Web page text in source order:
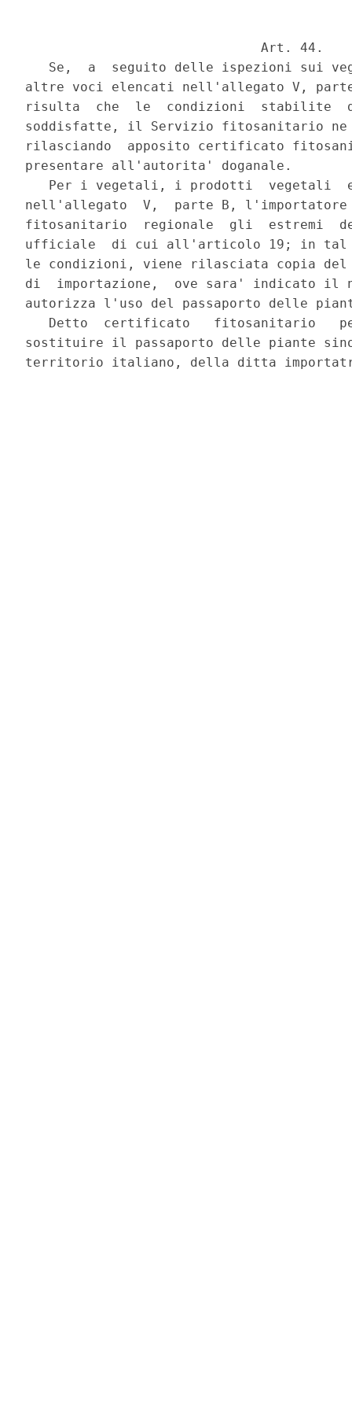
                              Art. 44.
Se,  a  seguito delle ispezioni sui
altre voci elencati nell'allegato V,
risulta  che  le  condizioni  stabilite
soddisfatte, il Servizio fitosanitario ne
rilasciando  apposito certificato
presentare all'autorita' doganale.
Per i vegetali, i prodotti  vegetali
nell'allegato  V,  parte B, l'importatore
fitosanitario  regionale  gli  estremi
ufficiale  di cui all'articolo 19; in tal
le condizioni, viene rilasciata copia
di  importazione,  ove sara' indicato il
autorizza l'uso del passaporto delle
Detto  certificato   fitosanitario
sostituire il passaporto delle piante